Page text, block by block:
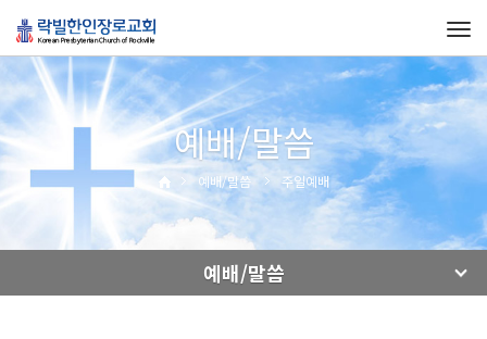
예배/말씀
예배/말씀 주일예배
예배/말씀